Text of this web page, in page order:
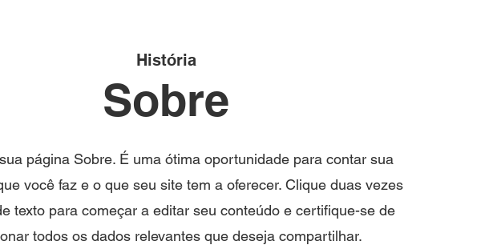
História
Sobre
página Sobre. É uma ótima oportunidade para contar sua
você faz e o que seu site tem a oferecer. Clique duas vezes
texto para começar a editar seu conteúdo e certifique-se de
todos os dados relevantes que deseja compartilhar.